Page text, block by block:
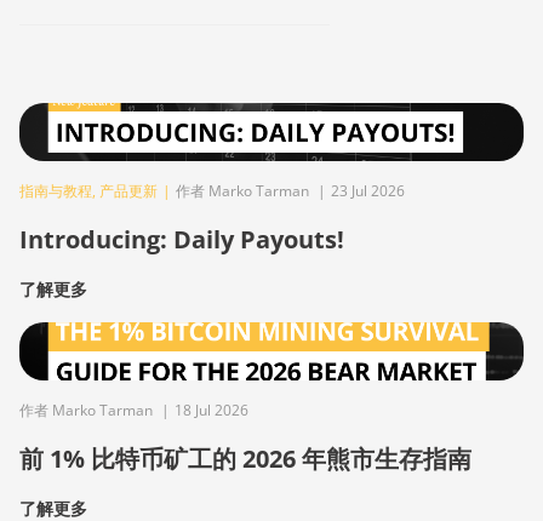
指南与教程, 产品更新 | 作者 Marko Tarman | 23 Jul 2026
Introducing: Daily Payouts!
了解更多
作者 Marko Tarman | 18 Jul 2026
前 1% 比特币矿工的 2026 年熊市生存指南
了解更多